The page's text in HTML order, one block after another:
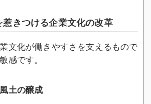
きつける企業文化の改革
文化が働きやすさを支えるもので
感です。
土の醸成